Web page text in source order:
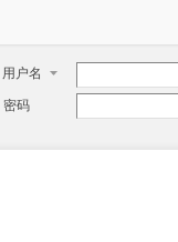
用户名
密码